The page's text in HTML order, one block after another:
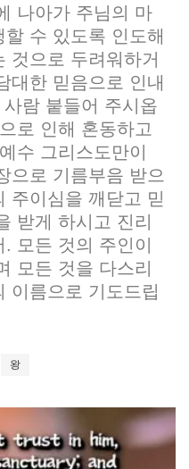
나아가 주님의 마
수 있도록 인도해
것으로 두려워하거
대한 믿음으로 인내
람 붙들어 주시옵
로 인해 혼동하고
수 그리스도만이
으로 기름부음 받으
주이심을 깨닫고 믿
받게 하시고 진리
모든 것의 주인이
모든 것을 다스리
이름으로 기도드립
왕